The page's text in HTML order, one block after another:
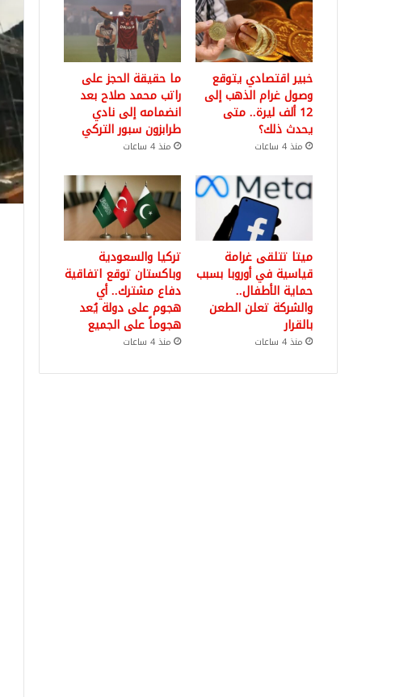
خبير اقتصادي يتوقع
وصول غرام الذهب إلى
12 ألف ليرة.. متى
يحدث ذلك؟
منذ 4 ساعات
ما حقيقة الحجز على
راتب محمد صلاح بعد
انضمامه إلى نادي
طرابزون سبور التركي
منذ 4 ساعات
ميتا تتلقى غرامة
قياسية في أوروبا بسبب
حماية الأطفال..
والشركة تعلن الطعن
بالقرار
منذ 4 ساعات
تركيا والسعودية
وباكستان توقع اتفاقية
دفاع مشترك.. أي
هجوم على دولة يُعد
هجوماً على الجميع
منذ 4 ساعات